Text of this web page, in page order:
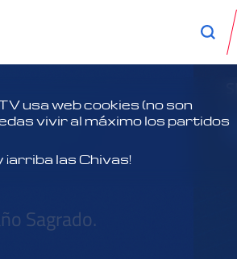
Sagrado.
usa web cookies (no son
vivir al máximo los partidos
las Chivas!